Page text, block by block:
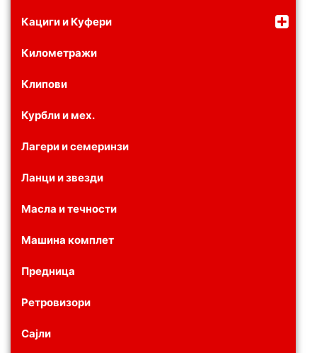
Кациги и Куфери
Километражи
Клипови
Курбли и мех.
Лагери и семеринзи
Ланци и звезди
Масла и течности
Машина комплет
Предница
Ретровизори
Сајли